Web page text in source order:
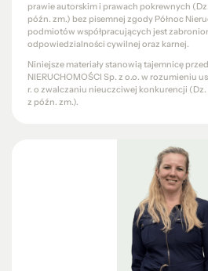
prawie autorskim i prawach pokrewnych (Dz.
późn. zm.) bez pisemnej zgody Północ
podmiotów współpracujących jest
odpowiedzialności cywilnej oraz karnej.
Niniejsze materiały stanowią tajemnicę
NIERUCHOMOŚCI Sp. z o.o. w rozumieniu
r. o zwalczaniu nieuczciwej konkurencji (Dz.
z późn. zm.).